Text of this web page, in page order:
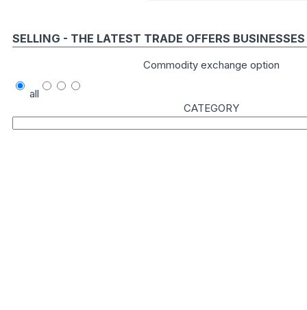
SELLING - THE LATEST TRADE OFFERS BUSINESSES
Commodity exchange option
all
CATEGORY